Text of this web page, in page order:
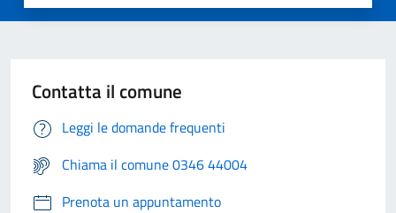
Contatta il comune
Leggi le domande frequenti
Chiama il comune 0346 44004
Prenota un appuntamento